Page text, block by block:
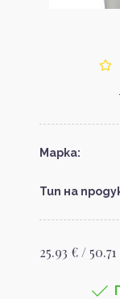
Марка:
Тип на
25.93 € /